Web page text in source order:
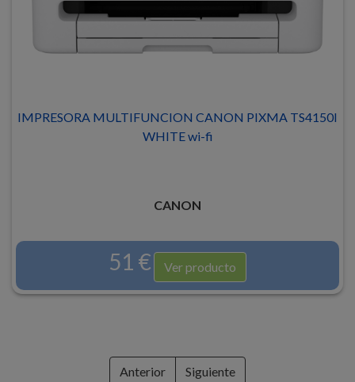
IMPRESORA MULTIFUNCION CANON PIXMA TS4150I
WHITE wi-fi
CANON
51 € Ver producto
Anterior Siguiente